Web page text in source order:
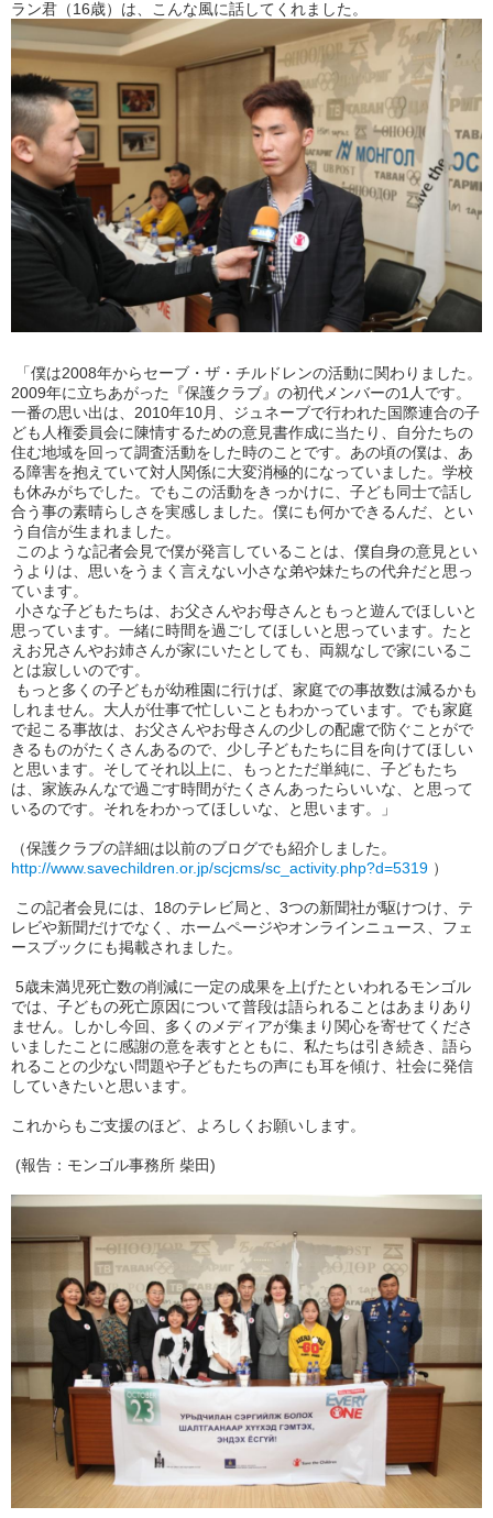
ラン君（16歳）は、こんな風に話してくれました。
「僕は2008年からセーブ・ザ・チルドレンの活動に関わりました。
2009年に立ちあがった『保護クラブ』の初代メンバーの1人です。
一番の思い出は、2010年10月、ジュネーブで行われた国際連合の子
ども人権委員会に陳情するための意見書作成に当たり、自分たちの
住む地域を回って調査活動をした時のことです。あの頃の僕は、あ
る障害を抱えていて対人関係に大変消極的になっていました。学校
も休みがちでした。でもこの活動をきっかけに、子ども同士で話し
合う事の素晴らしさを実感しました。僕にも何かできるんだ、とい
う自信が生まれました。
このような記者会見で僕が発言していることは、僕自身の意見とい
うよりは、思いをうまく言えない小さな弟や妹たちの代弁だと思っ
ています。
小さな子どもたちは、お父さんやお母さんともっと遊んでほしいと
思っています。一緒に時間を過ごしてほしいと思っています。たと
えお兄さんやお姉さんが家にいたとしても、両親なしで家にいるこ
とは寂しいのです。
もっと多くの子どもが幼稚園に行けば、家庭での事故数は減るかも
しれません。大人が仕事で忙しいこともわかっています。でも家庭
で起こる事故は、お父さんやお母さんの少しの配慮で防ぐことがで
きるものがたくさんあるので、少し子どもたちに目を向けてほしい
と思います。そしてそれ以上に、もっとただ単純に、子どもたち
は、家族みんなで過ごす時間がたくさんあったらいいな、と思って
いるのです。それをわかってほしいな、と思います。」
（保護クラブの詳細は以前のブログでも紹介しました。
http://www.savechildren.or.jp/scjcms/sc_activity.php?d=5319 ）
この記者会見には、18のテレビ局と、3つの新聞社が駆けつけ、テ
レビや新聞だけでなく、ホームページやオンラインニュース、フェ
ースブックにも掲載されました。
5歳未満児死亡数の削減に一定の成果を上げたといわれるモンゴル
では、子どもの死亡原因について普段は語られることはあまりあり
ません。しかし今回、多くのメディアが集まり関心を寄せてくださ
いましたことに感謝の意を表すとともに、私たちは引き続き、語ら
れることの少ない問題や子どもたちの声にも耳を傾け、社会に発信
していきたいと思います。
これからもご支援のほど、よろしくお願いします。
(報告：モンゴル事務所 柴田)